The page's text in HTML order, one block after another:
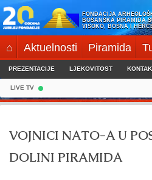
Skip
to
content
FONDACIJA
BOSANSKA PIRAMIDA
VISOKO, BOSNA I
⌂ Aktuelnosti Piramida
PREZENTACIJE LJEKOVITOST
LIVE TV
VOJNICI NATO-A U
DOLINI PIRAMIDA